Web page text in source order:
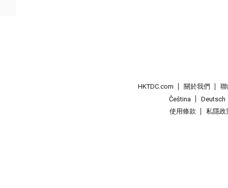
HKTDC.com 關於我們
Čeština
Deutsch
使用條款
私隱政